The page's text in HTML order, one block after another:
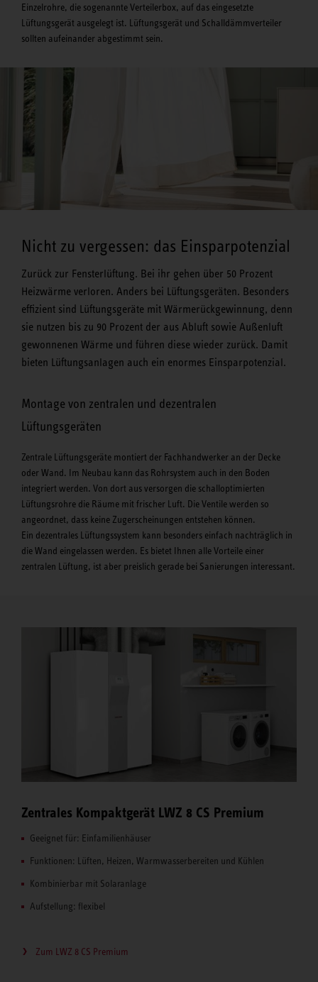
Einzelrohre, die sogenannte Verteilerbox, auf das eingesetzte
Lüftungsgerät ausgelegt ist. Lüftungsgerät und Schalldämmverteiler
sollten aufeinander abgestimmt sein.
Nicht zu vergessen: das Einsparpotenzial
Zurück zur Fensterlüftung. Bei ihr gehen über 50 Prozent
Heizwärme verloren. Anders bei Lüftungsgeräten. Besonders
effizient sind Lüftungsgeräte mit Wärmerückgewinnung, denn
sie nutzen bis zu 90 Prozent der aus Abluft sowie Außenluft
gewonnenen Wärme und führen diese wieder zurück. Damit
bieten Lüftungsanlagen auch ein enormes Einsparpotenzial.
Montage von zentralen und dezentralen
Lüftungsgeräten
Zentrale Lüftungsgeräte montiert der Fachhandwerker an der Decke
oder Wand. Im Neubau kann das Rohrsystem auch in den Boden
integriert werden. Von dort aus versorgen die schalloptimierten
Lüftungsrohre die Räume mit frischer Luft. Die Ventile werden so
angeordnet, dass keine Zugerscheinungen entstehen können.
Ein dezentrales Lüftungssystem kann besonders einfach nachträglich in
die Wand eingelassen werden. Es bietet Ihnen alle Vorteile einer
zentralen Lüftung, ist aber preislich gerade bei Sanierungen interessant.
Zentrales Kompaktgerät LWZ 8 CS Premium
Geeignet für: Einfamilienhäuser
Funktionen: Lüften, Heizen, Warmwasserbereiten und Kühlen
Kombinierbar mit Solaranlage
Aufstellung: flexibel
Zum LWZ 8 CS Premium